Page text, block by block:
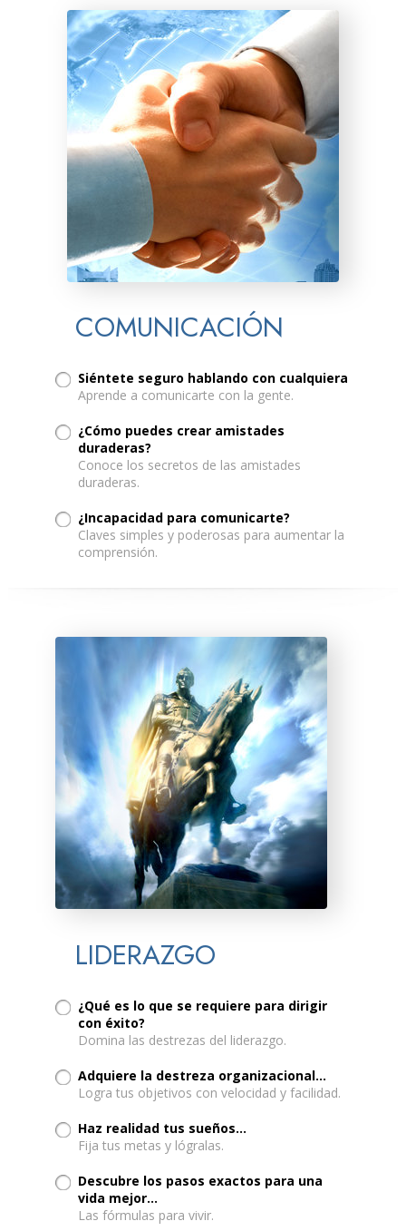
COMUNICACIÓN
Siéntete seguro hablando con cualquiera
Aprende a comunicarte con la gente.
¿Cómo puedes crear amistades
duraderas?
Conoce los secretos de las amistades
duraderas.
¿Incapacidad para comunicarte?
Claves simples y poderosas para aumentar la
comprensión.
LIDERAZGO
¿Qué es lo que se requiere para dirigir
con éxito?
Domina las destrezas del liderazgo.
Adquiere la destreza organizacional...
Logra tus objetivos con velocidad y facilidad.
Haz realidad tus sueños...
Fija tus metas y lógralas.
Descubre los pasos exactos para una
vida mejor…
Las fórmulas para vivir.